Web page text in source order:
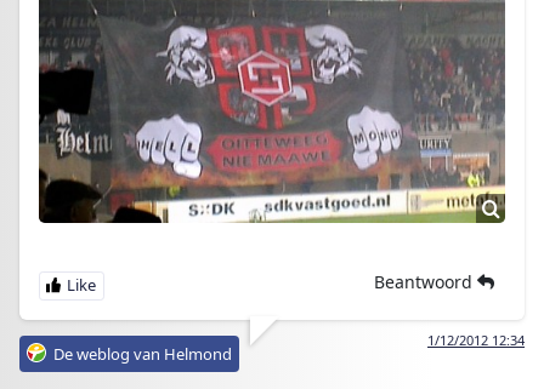
Beantwoord
1/12/2012 12:34
De weblog van Helmond